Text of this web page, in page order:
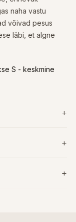
naha vastu
võivad pesus
läbi, et algne
S - keskmine